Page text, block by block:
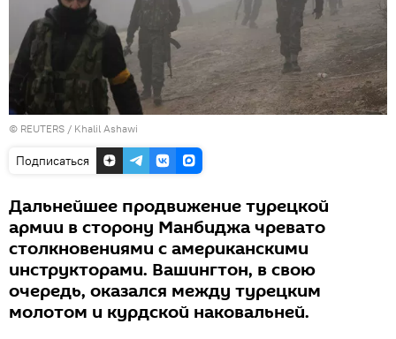
© REUTERS / Khalil Ashawi
Подписаться
Дальнейшее продвижение турецкой
армии в сторону Манбиджа чревато
столкновениями с американскими
инструкторами. Вашингтон, в свою
очередь, оказался между турецким
молотом и курдской наковальней.